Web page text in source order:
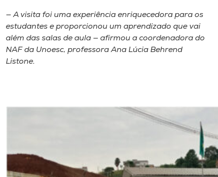
A+
A-
— A visita foi uma experiência enriquecedora para os
estudantes e proporcionou um aprendizado que vai
além das salas de aula — afirmou a coordenadora do
NAF da Unoesc, professora Ana Lúcia Behrend
Listone.